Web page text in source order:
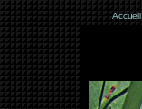
Accueil